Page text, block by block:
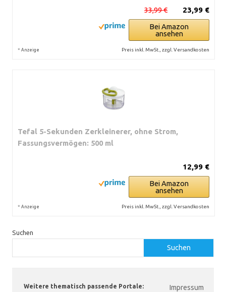
23,99 €
33,99 €
Bei Amazon
ansehen
* Anzeige Preis inkl. MwSt., zzgl. Versandkosten
Tefal 5-Sekunden Zerkleinerer, ohne Strom,
Fassungsvermögen: 500 ml
12,99 €
Bei Amazon
ansehen
* Anzeige Preis inkl. MwSt., zzgl. Versandkosten
Suchen
Suchen
Weitere thematisch passende Portale: Impressum